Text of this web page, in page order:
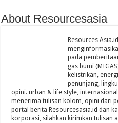
About Resourcesasia
Resources
pada
gas bumi
kelistrikan,
penunjang,
opini. urban & life style,
menerima tulisan kolom, opini dari
portal berita Resourcesasia.id dan
korporasi, silahkan kirimkan tulisan